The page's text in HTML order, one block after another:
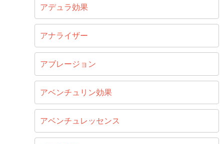
アデュラ効果
アナライザー
アブレージョン
アベンチュリン効果
アベンチュレッセンス